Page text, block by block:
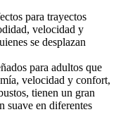
para trayectos
velocidad y
se desplazan
para adultos que
velocidad y confort,
tienen un gran
suave en diferentes